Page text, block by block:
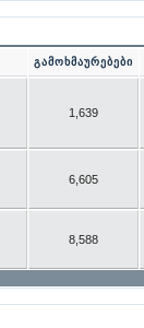
გამოხმაურებები
1,639
6,605
8,588